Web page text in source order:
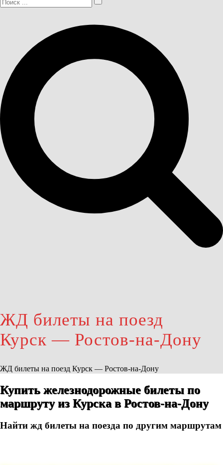
ЖД билеты на поезд
Курск — Ростов-на-Дону
ЖД билеты на поезд Курск — Ростов-на-Дону
Купить железнодорожные билеты по
маршруту из Курска в Ростов-на-Дону
Найти жд билеты на поезда по другим маршрутам